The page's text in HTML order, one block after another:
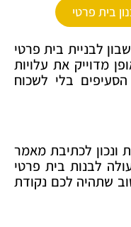
בית פרטי
לבניית בית פרטי
מדוייק את עלויות
בלי לשכוח
ונכון לכתיבת מאמר
לבנות בית פרטי
חשוב שתהיה לכם נקודת